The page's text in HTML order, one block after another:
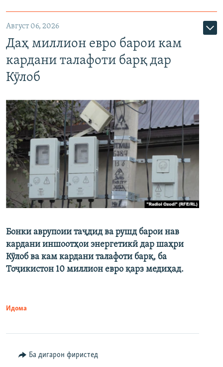
Август 06, 2026
Даҳ миллион евро барои кам
кардани талафоти барқ дар
Кӯлоб
Бонки аврупоии таҷдид ва рушд барои нав
кардани иншоотҳои энергетикӣ дар шаҳри
Кӯлоб ва кам кардани талафоти барқ, ба
Тоҷикистон 10 миллион евро қарз медиҳад.
Идома
Ба дигарон фиристед